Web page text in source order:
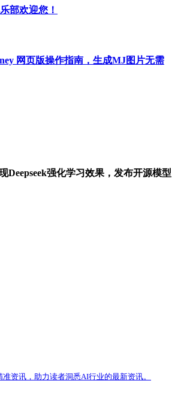
部欢迎您！
网页版操作指南，生成MJ图片无需
Deepseek强化学习效果，发布开源模型
资讯，助力读者洞悉AI行业的最新资讯。